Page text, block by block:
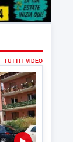
TUTTI I VIDEO